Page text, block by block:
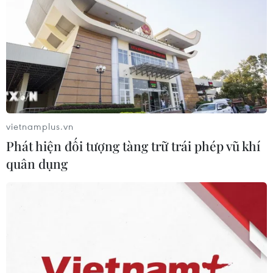
chống tội phạm và vi phạm pháp luật
06/08/2026 04:13
Cảnh báo thủ đoạn lừa đảo đưa lao
động thời vụ sang Hàn Quốc
06/08/2026 04:11
24 năm tù cho 2 vợ chồng tổ
khống hồ sơ bảo hiểm y tế ở Đắk Lắk
vietnamplus.vn
Phát hiện đối tượng tàng trữ trái phép vũ khí
quân dụng